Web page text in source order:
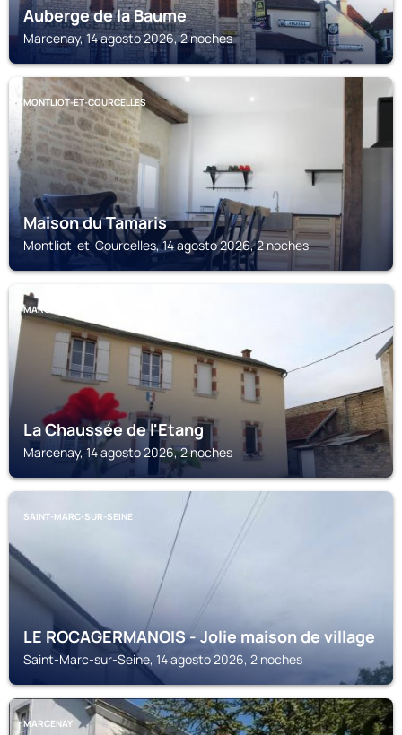
Auberge de la Baume
Marcenay, 14 agosto 2026, 2 noches
MONTLIOT-ET-COURCELLES
Maison du Tamaris
Montliot-et-Courcelles, 14 agosto 2026, 2 noches
MARCENAY
La Chaussée de l'Etang
Marcenay, 14 agosto 2026, 2 noches
SAINT-MARC-SUR-SEINE
LE ROCAGERMANOIS - Jolie maison de village
Saint-Marc-sur-Seine, 14 agosto 2026, 2 noches
MARCENAY